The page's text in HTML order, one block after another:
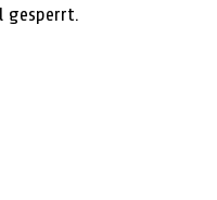
gesperrt.